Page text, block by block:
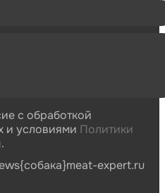
с обработкой
и условиями Политики
.
expert.ru